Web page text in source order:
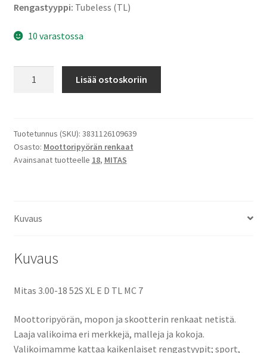
Rengastyyppi: Tubeless (TL)
10 varastossa
18
52S
XL
määrä
Lisää ostoskoriin
Tuotetunnus (SKU): 3831126109639
Osasto: Moottoripyörän renkaat
Avainsanat tuotteelle 18, MITAS
Kuvaus
Kuvaus
Mitas 3.00-18 52S XL E D TL MC 7
Moottoripyörän, mopon ja skootterin renkaat netistä.
Laaja valikoima eri merkkejä, malleja ja kokoja.
Valikoimamme kattaa kaikenlaiset rengastyypit; sport,